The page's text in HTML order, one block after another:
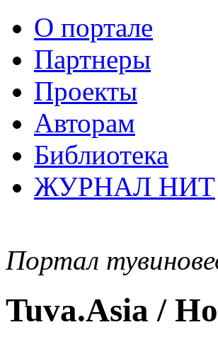
О портале
Партнеры
Проекты
Авторам
Библиотека
ЖУРНАЛ НИТ
Портал
Tuva.Asia /